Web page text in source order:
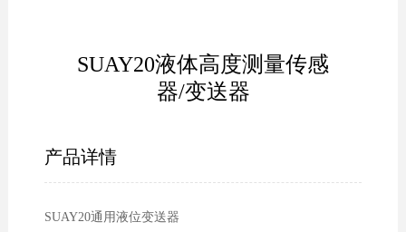
SUAY20液体高度测量传感
器/变送器
产品详情
SUAY20通用液位变送器